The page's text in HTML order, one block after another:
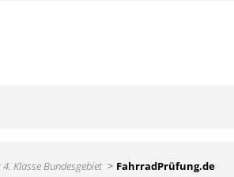
Klasse Bundesgebiet FahrradPrüfung.de